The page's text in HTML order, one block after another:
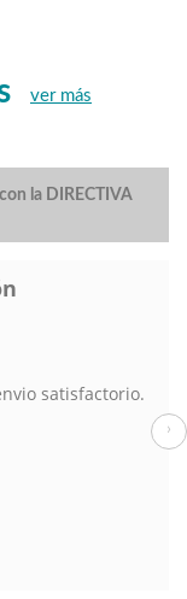
ver más
la DIRECTIVA
satisfactorio.
›